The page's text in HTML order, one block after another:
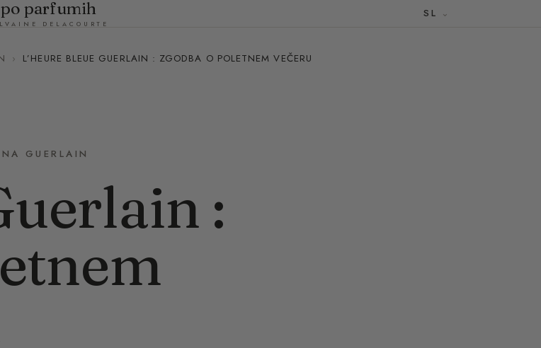
parfumih
DELACOURTE
SL
› L’HEURE BLEUE GUERLAIN : ZGODBA O POLETNEM VEČERU
GUERLAIN
: